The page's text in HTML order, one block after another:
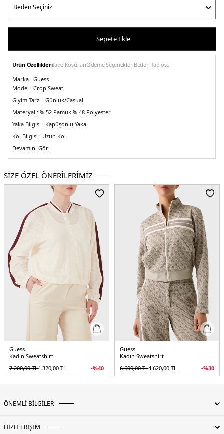
Sepete Ekle
Ürün Özellikleriİade KoşullarıÖdeme SeçenekleriBeden Tablosu
Marka : Guess
Model : Crop Sweat
Giyim Tarzı : Günlük/Casual
Materyal : % 52 Pamuk % 48 Polyester
Yaka Bilgisi : Kapüşonlu Yaka
Kol Bilgisi : Uzun Kol
Kapama Bilgisi :
Cep Bilgisi :Cepli
Kalıp Bilgisi : Regular Fit
Detay :-Scuba kumaş-S beden için kol boyu 60 cm-S beden için toplam boy
Üretim Yeri :Çin
5DY2V4GQ15FL04PJBLK.07
Devamını Gör
SİZE ÖZEL ÖNERİLERİMİZ
Guess
Kadın Sweatshirt
7.200,00TL4.320,00 TL -%40
Guess
Kadın Sweatshirt
6.600,00TL4.620,00 TL -%30
ÖNEMLİ BİLGİLER
HIZLI ERİŞİM